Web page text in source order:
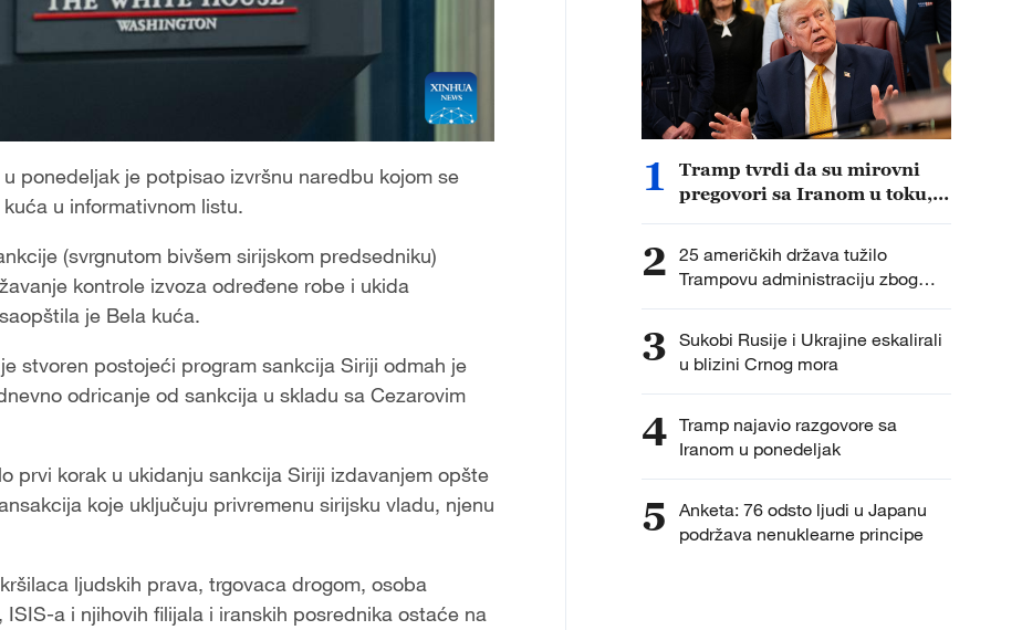
ponedeljak je potpisao izvršnu naredbu kojom se
u informativnom listu.
(svrgnutom bivšem sirijskom predsedniku)
kontrole izvoza određene robe i ukida
je Bela kuća.
stvoren postojeći program sankcija Siriji odmah je
odricanje od sankcija u skladu sa Cezarovim
prvi korak u ukidanju sankcija Siriji izdavanjem opšte
koje uključuju privremenu sirijsku vladu, njenu
ljudskih prava, trgovaca drogom, osoba
a i njihovih filijala i iranskih posrednika ostaće na
1
Tramp tvrdi da su mirovni
pregovori sa Iranom u toku,
2 25 američkih država tužilo
Trampovu administraciju zbog
tarifa iz Člana 301
3 Sukobi Rusije i Ukrajine eskalirali
u blizini Crnog mora
4 Tramp najavio razgovore sa
Iranom u ponedeljak
5
Anketa: 76 odsto ljudi u Japanu
podržava nenuklearne principe